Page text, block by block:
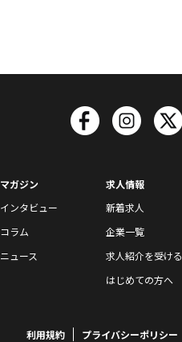
マガジン
インタビュー
コラム
ニュース
求人情報
新着求人
企業一覧
求人紹介を受ける
はじめての方へ
利用規約 プライバシーポリシー